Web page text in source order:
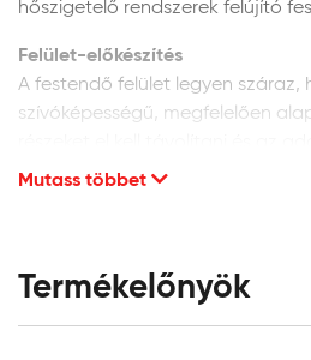
hőszigetelő rendszerek felújító
Felület-előkészítés
A festendő felület legyen száraz,
szívóképességű, megfelelően
megfelelően kijavítani. A vakolat
Új, vakolt vagy beton
felület szívóképességének
Mutass többet
Termékelőnyök